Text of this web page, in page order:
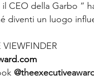
il CEO della Garbo “
diventi un luogo
VIEWFINDER